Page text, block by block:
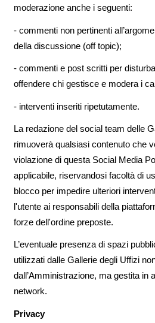
moderazione anche i seguenti:
- commenti non pertinenti
della discussione (off topic);
- commenti e post scritti per
offendere chi gestisce e modera i
- interventi inseriti ripetutamente.
La redazione del social team delle
rimuoverà qualsiasi contenuto che
violazione di questa Social Media
applicabile, riservandosi facoltà di
blocco per impedire ulteriori
l'utente ai responsabili della
forze dell'ordine preposte.
L’eventuale presenza di spazi
utilizzati dalle Gallerie degli Uffizi
dall’Amministrazione, ma gestita in
network.
Privacy